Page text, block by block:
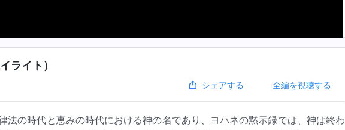
ライト）
シェアする 全編を視聴する
法の時代と恵みの時代における神の名であり、ヨハネの黙示録では、神は終わ